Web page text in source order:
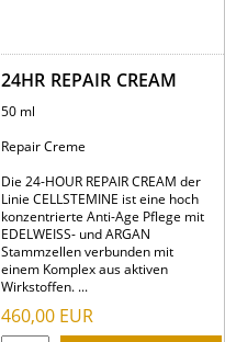
24HR REPAIR CREAM
50 ml
Repair Creme
Die 24-HOUR REPAIR CREAM der
Linie CELLSTEMINE ist eine hoch
konzentrierte Anti-Age Pflege mit
EDELWEISS- und ARGAN
Stammzellen verbunden mit
einem Komplex aus aktiven
Wirkstoffen. ...
460,00 EUR